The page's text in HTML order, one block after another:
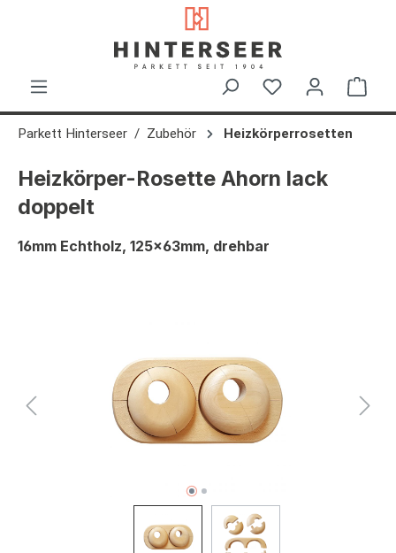
Parkett Hinterseer Zubehör Heizkörperrosetten
Heizkörper-Rosette Ahorn lack
doppelt
16mm Echtholz, 125x63mm, drehbar